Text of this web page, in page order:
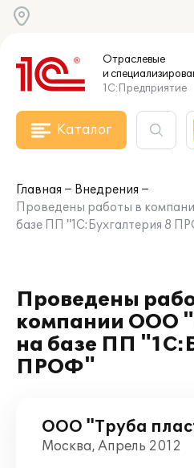
Отраслевые
и
1С:Предприятие
Каталог
Главная
Внедрения
Проведены работы в
базе ПП "1С:Бухгалтерия 8
Проведены
компании ООО
на базе ПП
ПРОФ"
ООО "Труба
Москва, Апрель 2012